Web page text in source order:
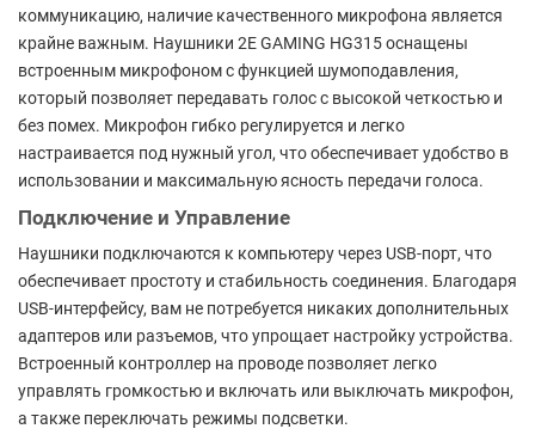
коммуникацию, наличие качественного микрофона является
крайне важным. Наушники 2E GAMING HG315 оснащены
встроенным микрофоном с функцией шумоподавления,
который позволяет передавать голос с высокой четкостью и
без помех. Микрофон гибко регулируется и легко
настраивается под нужный угол, что обеспечивает удобство в
использовании и максимальную ясность передачи голоса.
Подключение и Управление
Наушники подключаются к компьютеру через USB-порт, что
обеспечивает простоту и стабильность соединения. Благодаря
USB-интерфейсу, вам не потребуется никаких дополнительных
адаптеров или разъемов, что упрощает настройку устройства.
Встроенный контроллер на проводе позволяет легко
управлять громкостью и включать или выключать микрофон,
а также переключать режимы подсветки.